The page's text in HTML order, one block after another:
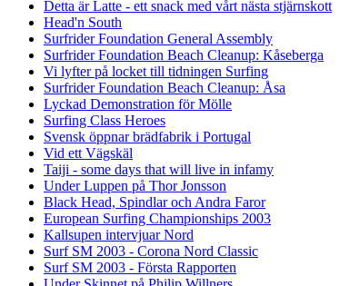
Detta är Latte - ett snack med vårt nästa stjärnskott
Head'n South
Surfrider Foundation General Assembly
Surfrider Foundation Beach Cleanup: Kåseberga
Vi lyfter på locket till tidningen Surfing
Surfrider Foundation Beach Cleanup: Åsa
Lyckad Demonstration för Mölle
Surfing Class Heroes
Svensk öppnar brädfabrik i Portugal
Vid ett Vägskäl
Taiji - some days that will live in infamy
Under Luppen på Thor Jonsson
Black Head, Spindlar och Andra Faror
European Surfing Championships 2003
Kallsupen intervjuar Nord
Surf SM 2003 - Corona Nord Classic
Surf SM 2003 - Första Rapporten